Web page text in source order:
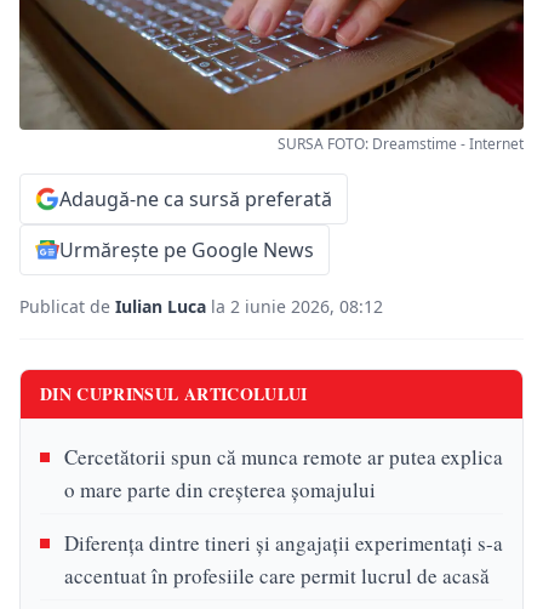
SURSA FOTO: Dreamstime - Internet
Adaugă-ne ca sursă preferată
Urmărește pe Google News
Publicat de Iulian Luca la 2 iunie 2026, 08:12
DIN CUPRINSUL ARTICOLULUI
Cercetătorii spun că munca remote ar putea explica
o mare parte din creșterea șomajului
Diferența dintre tineri și angajații experimentați s-a
accentuat în profesiile care permit lucrul de acasă